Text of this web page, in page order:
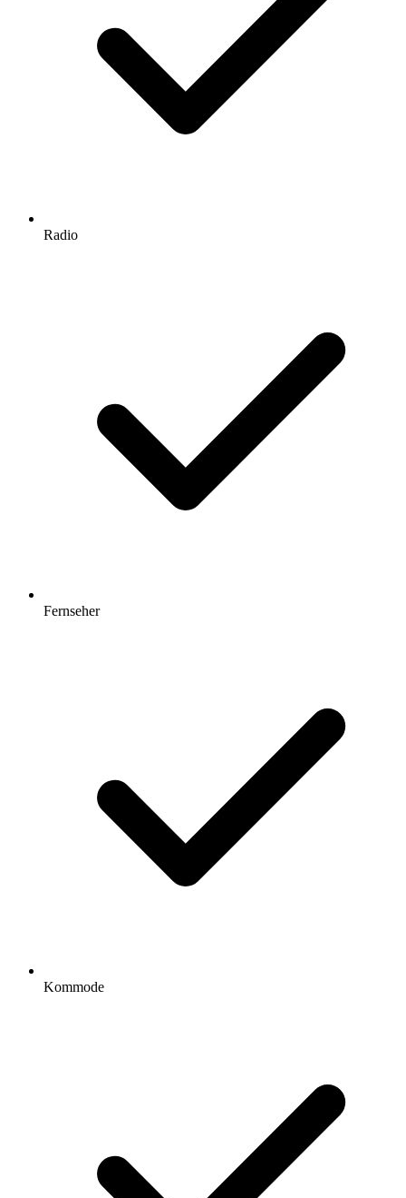
Radio
Fernseher
Kommode